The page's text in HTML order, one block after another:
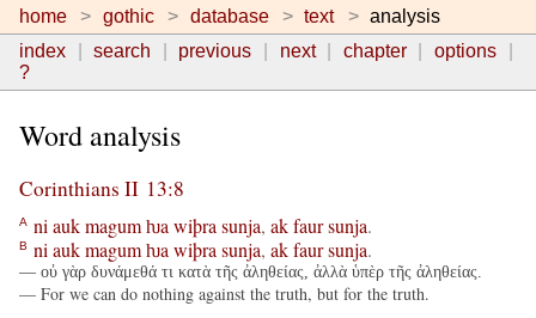
home gothic database text
analysis
index
search previous next chapter
options
?
Word analysis
Corinthians II 13:8
A ni aukmagumƕa wiþra sunja, akfaursunja.
B ni aukmagumƕa wiþra sunja, akfaursunja.
— οὐ γὰρ δυνάμεθά τι κατὰ τῆς ἀληθείας, ἀλλὰ ὑπὲρ τῆς ἀληθείας.
— For we can do nothing against the truth, but for the truth.